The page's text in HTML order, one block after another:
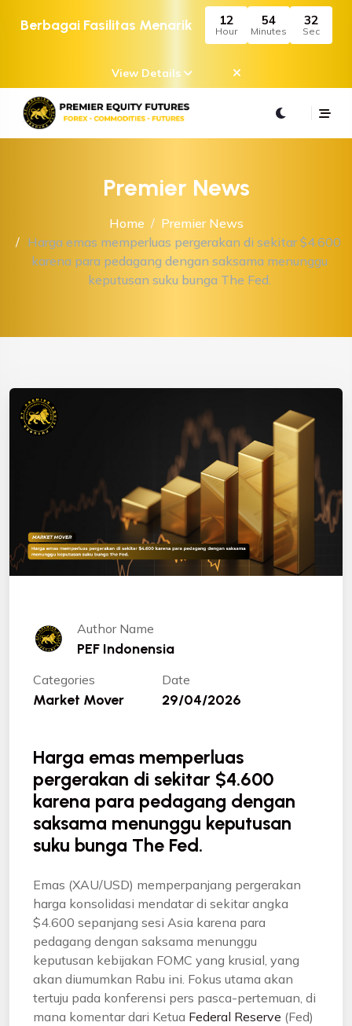
Berbagai Fasilitas Menarik 12
Hour
54
Minutes
32
Sec
View Details
Premier News
Home
Premier News
Harga emas memperluas pergerakan di sekitar $4.600
karena para pedagang dengan saksama menunggu
keputusan suku bunga The Fed.
Author Name
PEF Indonensia
Categories
Market Mover
Date
29/04/2026
Harga emas memperluas
pergerakan di sekitar $4.600
karena para pedagang dengan
saksama menunggu keputusan
suku bunga The Fed.
Emas (XAU/USD) memperpanjang pergerakan
harga konsolidasi mendatar di sekitar angka
$4.600 sepanjang sesi Asia karena para
pedagang dengan saksama menunggu
keputusan kebijakan FOMC yang krusial, yang
akan diumumkan Rabu ini. Fokus utama akan
tertuju pada konferensi pers pasca-pertemuan, di
mana komentar dari Ketua Federal Reserve (Fed)